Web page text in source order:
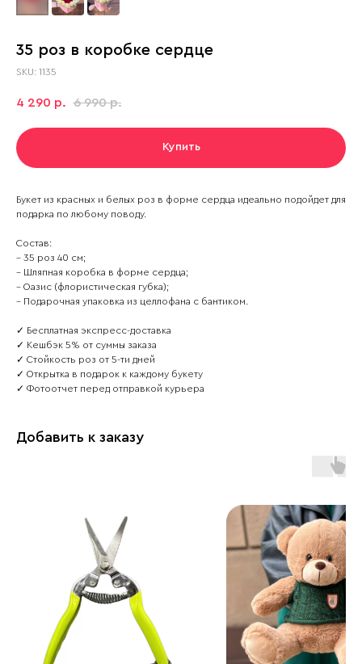
35 роз в коробке сердце
SKU: 1135
4 290 р. 6 990 р.
Купить
Букет из красных и белых роз в форме сердца идеально подойдет для
подарка по любому поводу.
Состав:
– 35 роз 40 см;
– Шляпная коробка в форме сердца;
– Оазис (флористическая губка);
– Подарочная упаковка из целлофана с бантиком.
✓ Бесплатная экспреcс-доcтaвкa
✓ Кeшбэк 5% от cуммы заказа
✓ Стойкость роз от 5-ти дней
✓ Открытка в подарок к каждому букету
✓ Фотоотчет перед отправкой курьера
Добавить к заказу